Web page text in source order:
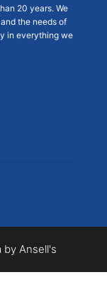
20 years. We
the needs of
in everything we
Ansell's